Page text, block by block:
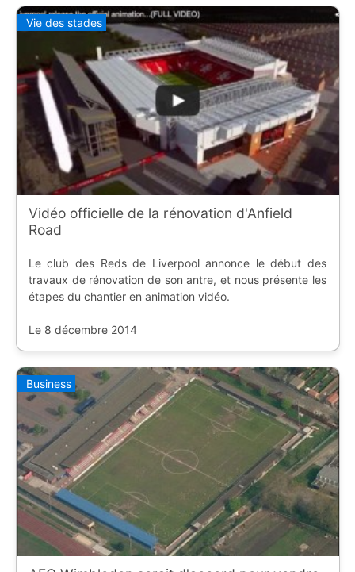
Vie des stades
Vidéo officielle de la rénovation d'Anfield
Road
Le club des Reds de Liverpool annonce le début des
travaux de rénovation de son antre, et nous présente les
étapes du chantier en animation vidéo.
Le 8 décembre 2014
Business